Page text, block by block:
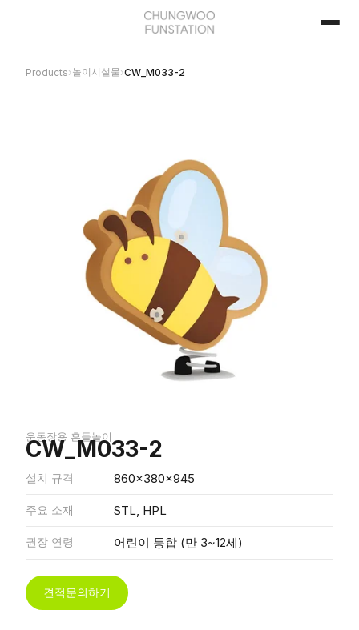
Products›놀이시설물›CW_M033-2
운동장용 흔들놀이
CW_M033-2
설치 규격 860x380x945
주요 소재 STL, HPL
권장 연령 어린이 통합 (만 3~12세)
견적문의하기